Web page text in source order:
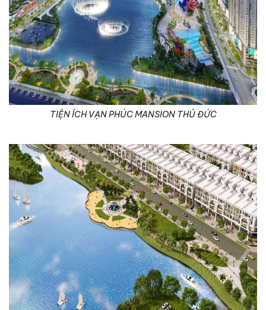
TIỆN ÍCH VẠN PHÚC MANSION THỦ ĐỨC